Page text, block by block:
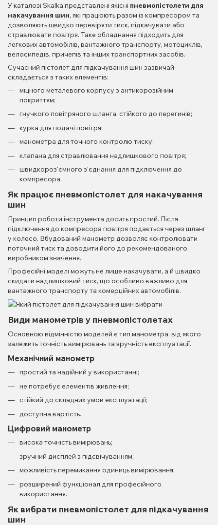
У каталозі Skalka представлені якісні пневмопістолети для
накачування шин, які працюють разом із компресором та
дозволяють швидко перевіряти тиск, підкачувати або
стравлювати повітря. Таке обладнання підходить для
легкових автомобілів, вантажного транспорту, мотоциклів,
велосипедів, причепів та інших транспортних засобів.
Сучасний пістолет для підкачування шин зазвичай
складається з таких елементів:
міцного металевого корпусу з антикорозійним
покриттям;
гнучкого повітряного шланга, стійкого до перегинів;
курка для подачі повітря;
манометра для точного контролю тиску;
клапана для стравлювання надлишкового повітря;
швидкороз'ємного з'єднання для підключення до
компресора.
Як працює пневмопістолет для накачування
шин
Принцип роботи інструмента досить простий. Після
підключення до компресора повітря подається через шланг
у колесо. Вбудований манометр дозволяє контролювати
поточний тиск та доводити його до рекомендованого
виробником значення.
Професійні моделі можуть не лише накачувати, а й швидко
скидати надлишковий тиск, що особливо важливо для
вантажного транспорту та комерційних автомобілів.
Види манометрів у пневмопістолетах
Основною відмінністю моделей є тип манометра, від якого
залежить точність вимірювань та зручність експлуатації.
Механічний манометр
простий та надійний у використанні;
не потребує елементів живлення;
стійкий до складних умов експлуатації;
доступна вартість.
Цифровий манометр
висока точність вимірювань;
зручний дисплей з підсвічуванням;
можливість перемикання одиниць вимірювання;
розширений функціонал для професійного
використання.
Як вибрати пневмопістолет для підкачування
шин